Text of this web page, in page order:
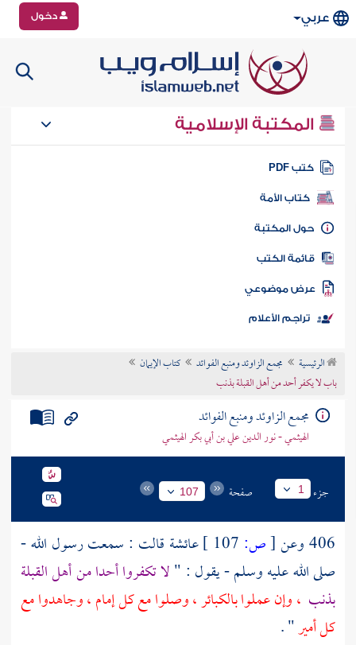
عربي دخول
المكتبة الإسلامية
كتب PDF
كتاب الأمة
المكتبة
الكتب
موضوعي
تراجم الأعلام
الرئيسية مجمع الزاوئد ومنبع الفوائد
كتاب الإيمان
باب لا يكفر أحد من أهل القبلة بذنب
مجمع الزاوئد ومنبع الفوائد
الهيثمي - نور الدين علي بن أبي بكر الهيثمي
جزء 1 صفحة 107
406 وعن [ص: عائشة قالت : سمعت رسول الله -
صلى الله عليه وسلم - يقول : "لا تكفروا أحدا من أهل القبلة
بذنب ، وإن عملوا بالكبائر ، وصلوا مع كل إمام ، وجاهدوا مع
كل أمير" .